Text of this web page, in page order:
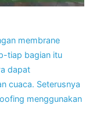
membrane
tiap bagian itu
dapat
cuaca. Seterusnya
menggunakan